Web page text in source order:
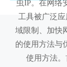
虫IP。在网络
工具被广泛
域限制、加快
的使用方法与
使用方法